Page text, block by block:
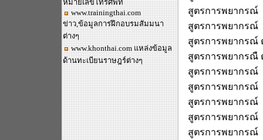
หมายเลขโทรศัพท์
www.trainingthai.com
ข่าว,ข้อมูลการฝึกอบรมสัมมนา
ต่างๆ
www.khonthai.comแหล่งข้อมูล
ด้านทะเบียนราษฎร์ต่างๆ
สูตรการพยากรณ์
สูตรการพยากรณ์
สูตรการพยากรณ์
สูตรการพยากรณื
สูตรการพยากรณ์
สูตรการพยากรณ์
สูตรการพยากรณ์
สูตรการพยากรณ์
สูตรการพยากรณ์